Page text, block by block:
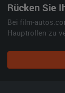
Rücken Sie
Bei film-
Hauptrollen zu